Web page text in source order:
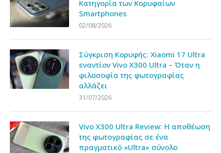
Κατηγορία των Κορυφαίων
Smartphones
02/08/2026
Σύγκριση Κορυφής: Xiaomi 17 Ultra
εναντίον Vivo X300 Ultra – Όταν η
φιλοσοφία της φωτογραφίας
αλλάζει
31/07/2026
Vivo X300 Ultra Review: Η αποθέωση
της φωτογραφίας σε ένα
πραγματικό «Ultra» σύνολο